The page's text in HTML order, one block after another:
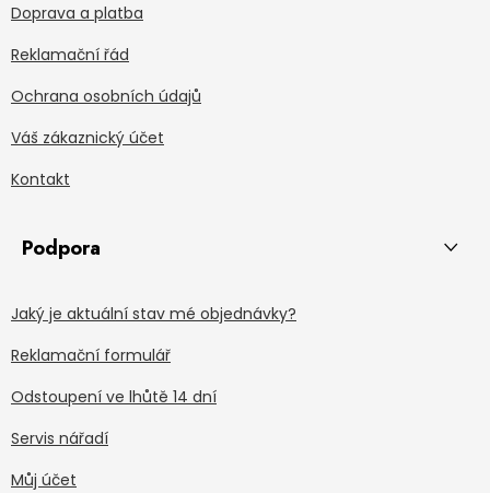
Doprava a platba
Reklamační řád
Ochrana osobních údajů
Váš zákaznický účet
Kontakt
Podpora
Jaký je aktuální stav mé objednávky?
Reklamační formulář
Odstoupení ve lhůtě 14 dní
Servis nářadí
Můj účet